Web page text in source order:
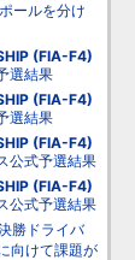
ールを分け
(FIA-F4)
選結果
(FIA-F4)
選結果
(FIA-F4)
公式予選結果
(FIA-F4)
公式予選結果
勝ドライバ
向けて課題が